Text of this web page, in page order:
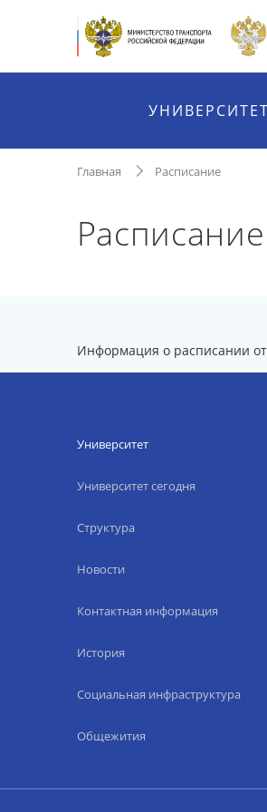
УНИВЕРСИТЕТ
Главная Расписание
Информация о расписании
Университет
Университет сегодня
Структура
Новости
Контактная информация
История
Социальная инфраструктура
Общежития